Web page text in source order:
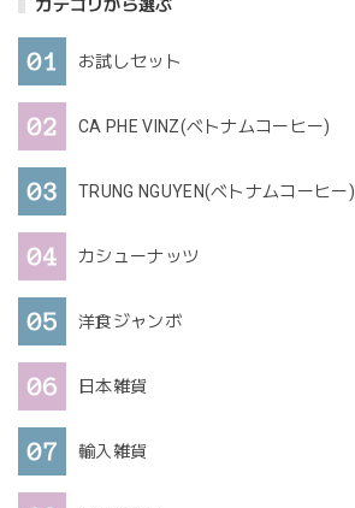
カテゴリから選ぶ
お試しセット
CA PHE VINZ(ベトナムコーヒー)
TRUNG NGUYEN(ベトナムコーヒー)
カシューナッツ
洋食ジャンボ
日本雑貨
輸入雑貨